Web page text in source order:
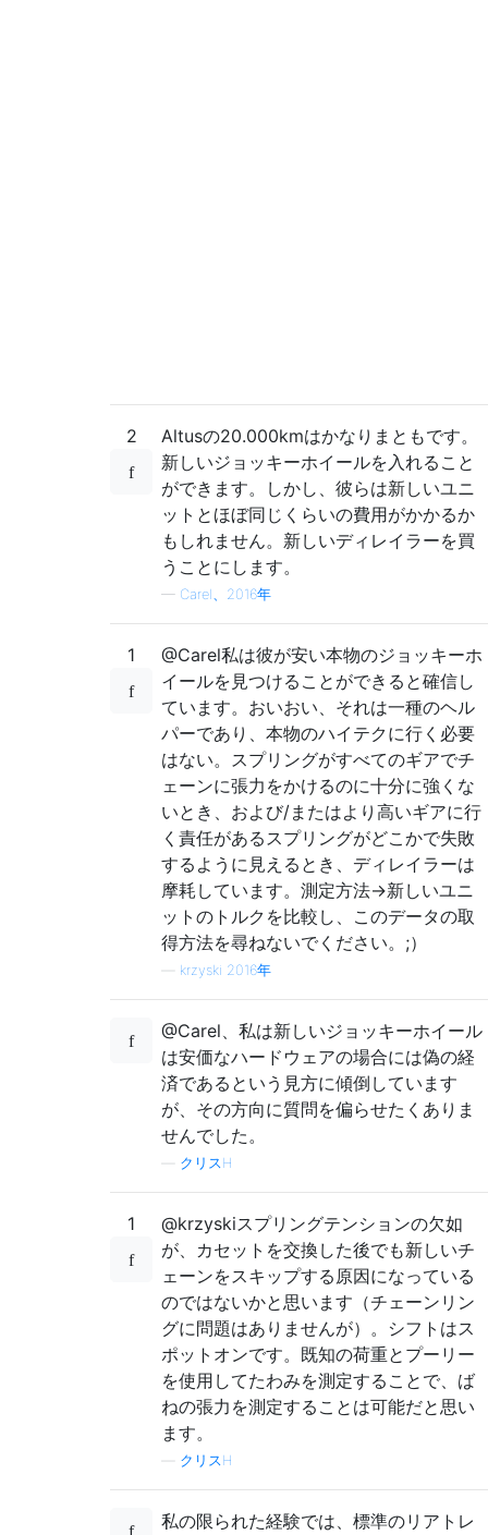
2
Altusの20.000kmはかなりまともです。
新しいジョッキーホイールを入れること
ができます。しかし、彼らは新しいユニ
ットとほぼ同じくらいの費用がかかるか
もしれません。新しいディレイラーを買
うことにします。
— Carel、2016年
1
@Carel私は彼が安い本物のジョッキーホ
イールを見つけることができると確信し
ています。おいおい、それは一種のヘル
パーであり、本物のハイテクに行く必要
はない。スプリングがすべてのギアでチ
ェーンに張力をかけるのに十分に強くな
いとき、および/またはより高いギアに行
く責任があるスプリングがどこかで失敗
するように見えるとき、ディレイラーは
摩耗しています。測定方法->新しいユニ
ットのトルクを比較し、このデータの取
得方法を尋ねないでください。;）
krzyski 2016年
@Carel、私は新しいジョッキーホイール
は安価なハードウェアの場合には偽の経
済であるという見方に傾倒しています
が、その方向に質問を偏らせたくありま
せんでした。
クリスH
1
@krzyskiスプリングテンションの欠如
が、カセットを交換した後でも新しいチ
ェーンをスキップする原因になっている
のではないかと思います（チェーンリン
グに問題はありませんが）。シフトはス
ポットオンです。既知の荷重とプーリー
を使用してたわみを測定することで、ば
ねの張力を測定することは可能だと思い
ます。
クリスH
私の限られた経験では、標準のリアトレ